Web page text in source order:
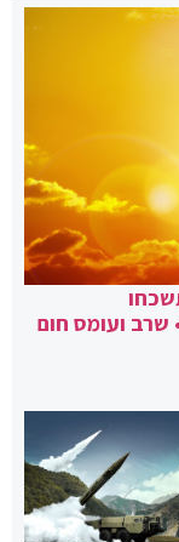
שרב ועומס חום